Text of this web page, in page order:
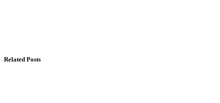
Related Posts